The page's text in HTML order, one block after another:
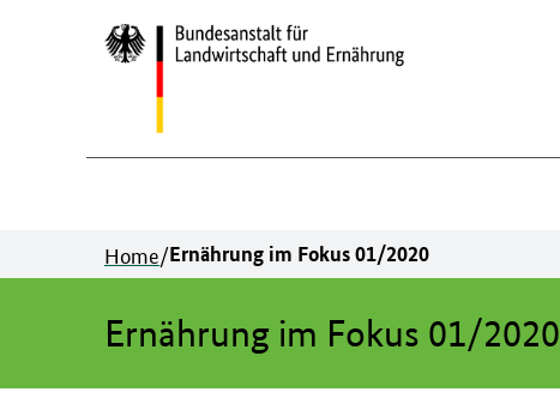
springen
Home/Ernährung im Fokus 01/2020
Ernährung im Fokus 01/2020